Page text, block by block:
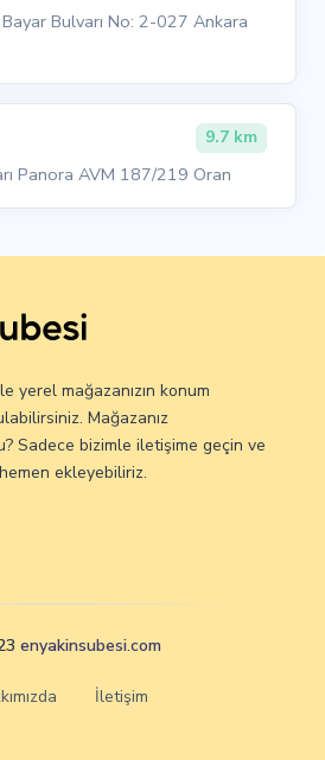
Bulvarı No: 2-027 Ankara
9.7 km
Panora AVM 187/219 Oran
yerel mağazanızın konum
Mağazanız
Sadece bizimle iletişime geçin ve
ekleyebiliriz.
enyakinsubesi.com
İletişim